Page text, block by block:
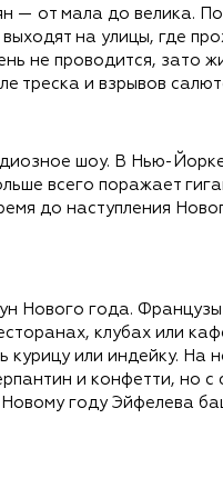
— от мала до велика.
на улицы, где
не проводится, зато
треска и взрывов
шоу. В Нью-Йорке
всего поражает
до наступления
Нового года.
клубах или
или индейку. На
и конфетти, но
году Эйфелева